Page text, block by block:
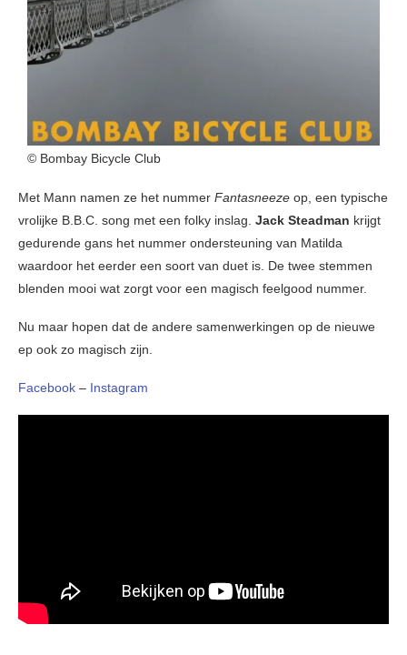
© Bombay Bicycle Club
Met Mann namen ze het nummer Fantasneeze op, een typische
vrolijke B.B.C. song met een folky inslag. Jack Steadman krijgt
gedurende gans het nummer ondersteuning van Matilda
waardoor het eerder een soort van duet is. De twee stemmen
blenden mooi wat zorgt voor een magisch feelgood nummer.
Nu maar hopen dat de andere samenwerkingen op de nieuwe
ep ook zo magisch zijn.
Facebook – Instagram